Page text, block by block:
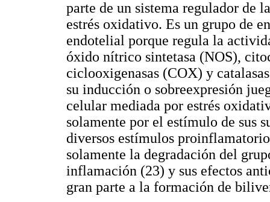
parte de un sistema regulador de
estrés oxidativo. Es un grupo de
endotelial porque regula la
óxido nítrico sintetasa (NOS),
ciclooxigenasas (COX) y
su inducción o sobreexpresión
celular mediada por estrés
solamente por el estímulo de sus
diversos estímulos
solamente la degradación del
inflamación (23) y sus efectos
gran parte a la formación de